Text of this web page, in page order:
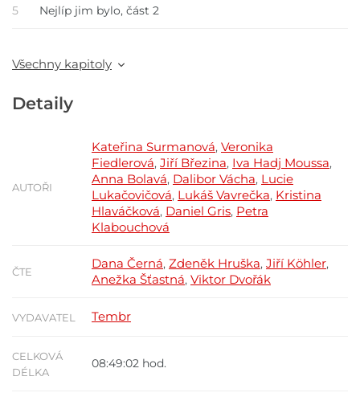
5 Nejlíp jim bylo, část 2
Všechny kapitoly
Detaily
AUTOŘI
Kateřina Surmanová, Veronika
Fiedlerová, Jiří Březina, Iva Hadj Moussa,
Anna Bolavá, Dalibor Vácha, Lucie
Lukačovičová, Lukáš Vavrečka, Kristina
Hlaváčková, Daniel Gris, Petra
Klabouchová
ČTE
Dana Černá, Zdeněk Hruška, Jiří Köhler,
Anežka Šťastná, Viktor Dvořák
VYDAVATEL Tembr
CELKOVÁ
DÉLKA
08:49:02 hod.